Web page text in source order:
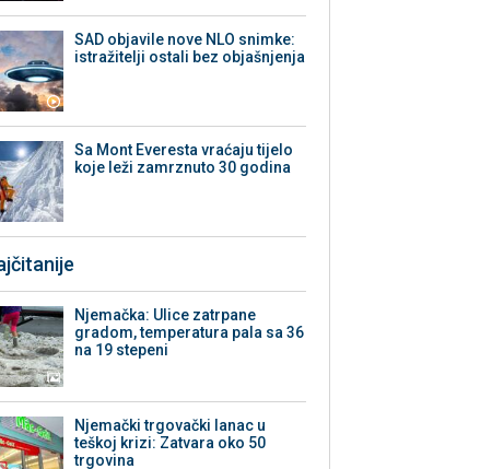
SAD objavile nove NLO snimke:
istražitelji ostali bez objašnjenja
Sa Mont Everesta vraćaju tijelo
koje leži zamrznuto 30 godina
Njemačka: Ulice zatrpane
gradom, temperatura pala sa 36
na 19 stepeni
Njemački trgovački lanac u
teškoj krizi: Zatvara oko 50
trgovina